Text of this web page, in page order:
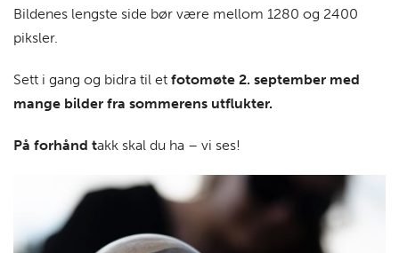
Bildenes lengste side bør være mellom 1280 og 2400
piksler.
Sett i gang og bidra til et fotomøte 2. september med
mange bilder fra sommerens utflukter.
På forhånd takk skal du ha – vi ses!